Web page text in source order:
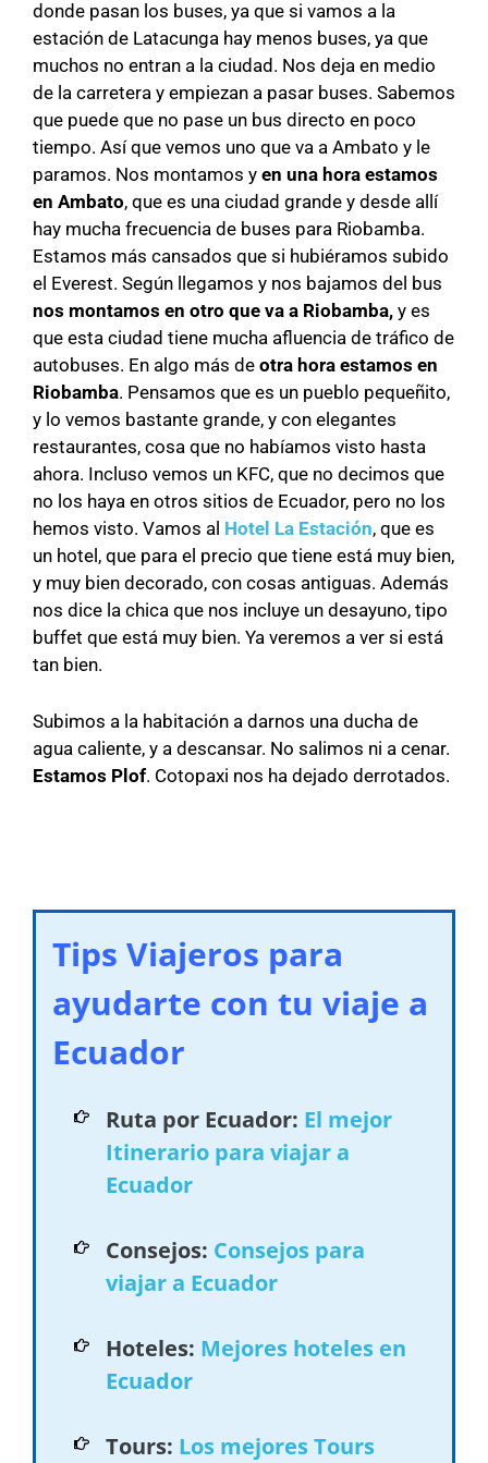
donde pasan los buses, ya que si vamos a la
estación de Latacunga hay menos buses, ya que
muchos no entran a la ciudad. Nos deja en medio
de la carretera y empiezan a pasar buses. Sabemos
que puede que no pase un bus directo en poco
tiempo. Así que vemos uno que va a Ambato y le
paramos. Nos montamos y en una hora estamos
en Ambato, que es una ciudad grande y desde allí
hay mucha frecuencia de buses para Riobamba.
Estamos más cansados que si hubiéramos subido
el Everest. Según llegamos y nos bajamos del bus
nos montamos en otro que va a Riobamba, y es
que esta ciudad tiene mucha afluencia de tráfico de
autobuses. En algo más de otra hora estamos en
Riobamba. Pensamos que es un pueblo pequeñito,
y lo vemos bastante grande, y con elegantes
restaurantes, cosa que no habíamos visto hasta
ahora. Incluso vemos un KFC, que no decimos que
no los haya en otros sitios de Ecuador, pero no los
hemos visto. Vamos al Hotel La Estación, que es
un hotel, que para el precio que tiene está muy bien,
y muy bien decorado, con cosas antiguas. Además
nos dice la chica que nos incluye un desayuno, tipo
buffet que está muy bien. Ya veremos a ver si está
tan bien.
Subimos a la habitación a darnos una ducha de
agua caliente, y a descansar. No salimos ni a cenar.
Estamos Plof. Cotopaxi nos ha dejado derrotados.
Tips Viajeros para
ayudarte con tu viaje a
Ecuador
Ruta por Ecuador: El mejor
Itinerario para viajar a
Ecuador
Consejos: Consejos para
viajar a Ecuador
Hoteles: Mejores hoteles en
Ecuador
Tours: Los mejores Tours